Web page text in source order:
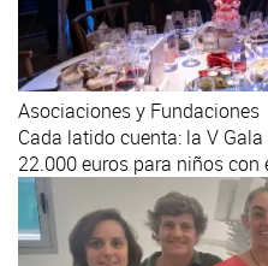
Asociaciones y Fundaciones
Cada latido cuenta: la V
22.000 euros para niños